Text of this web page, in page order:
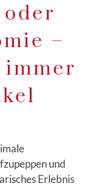
–
und
Erlebnis